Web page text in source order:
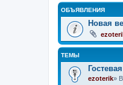
ОБЪЯВЛЕНИЯ
Новая
ТЕМЫ
ezoterik»